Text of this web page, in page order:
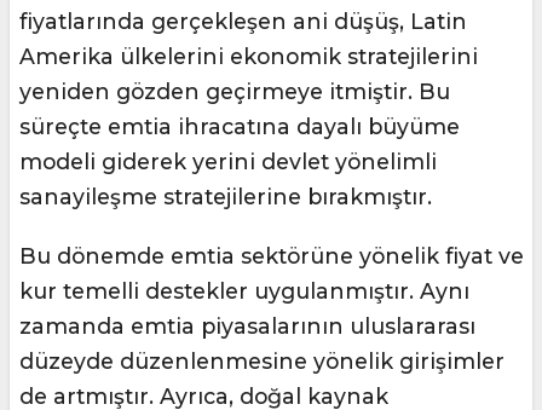
fiyatlarında gerçekleşen ani düşüş, Latin
Amerika ülkelerini ekonomik stratejilerini
yeniden gözden geçirmeye itmiştir. Bu
süreçte emtia ihracatına dayalı büyüme
modeli giderek yerini devlet yönelimli
sanayileşme stratejilerine bırakmıştır.
Bu dönemde emtia sektörüne yönelik fiyat ve
kur temelli destekler uygulanmıştır. Aynı
zamanda emtia piyasalarının uluslararası
düzeyde düzenlenmesine yönelik girişimler
de artmıştır. Ayrıca, doğal kaynak